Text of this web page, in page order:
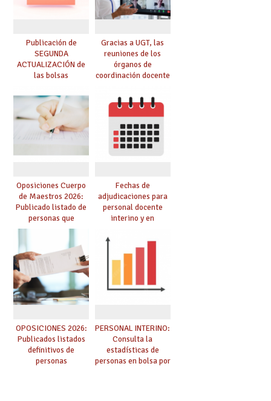
Publicación de
SEGUNDA
ACTUALIZACIÓN de
las bolsas
Cuerpo de Maestros
de especialidades
convocadas a
oposición
Gracias a UGT, las
reuniones de los
órganos de
coordinación docente
de manera
telemática, sin exigir
presencialidad en el
centro
Oposiciones Cuerpo
de Maestros 2026:
Publicado listado de
personas que
adquieren nueva
especialidad
Fechas de
adjudicaciones para
personal docente
interino y en
debes saber
OPOSICIONES 2026:
Publicados listados
definitivos de
personas
PERSONAL INTERINO:
Consulta la
estadísticas de
personas en bolsa por